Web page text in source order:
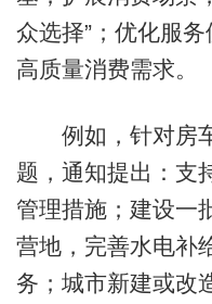
众选择”；优化服务
高质量消费需求。
例如，针对房车
题，通知提出：支
管理措施；建设一
营地，完善水电补
务；城市新建或改